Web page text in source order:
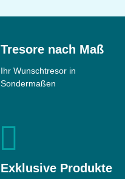
Tresore nach Maß
Ihr Wunschtresor in
Sondermaßen
Exklusive Produkte